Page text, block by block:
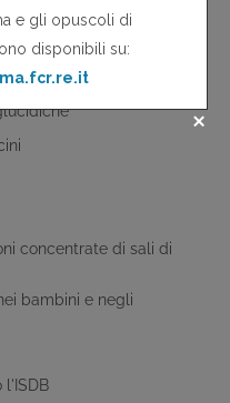
concentrate di sali di
bambini e negli
l'ISDB